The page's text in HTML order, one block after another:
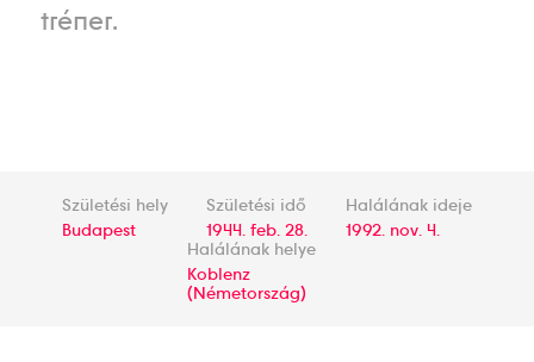
tréner.
Születési hely
Budapest
Születési idő
1944. feb. 28.
Halálának ideje
1992. nov. 4.
Halálának helye
Koblenz
(Németország)